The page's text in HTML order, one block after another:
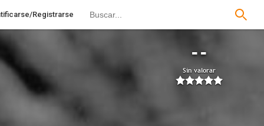
Registrarse
--
Sin valorar